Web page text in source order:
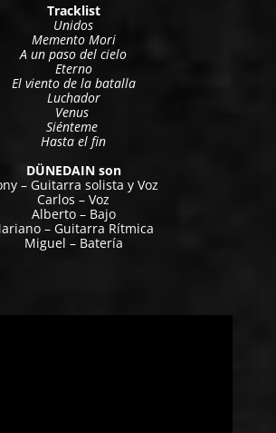
Tracklist
Unidos
Memento Mori
A un paso del cielo
Eterno
El viento de la batalla
Luchador
Venus
Siénteme
Hasta el fin
DÜNEDAIN son
– Guitarra solista y Voz
Carlos – Voz
Alberto – Bajo
– Guitarra Rítmica
Miguel – Batería